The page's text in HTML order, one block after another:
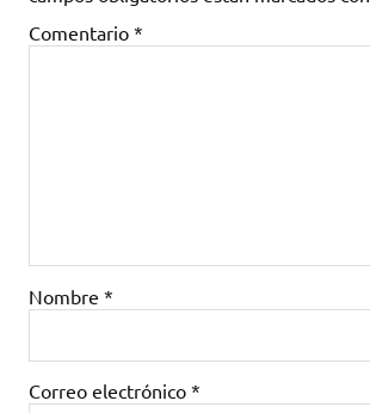
Comentario *
Nombre *
Correo electrónico *